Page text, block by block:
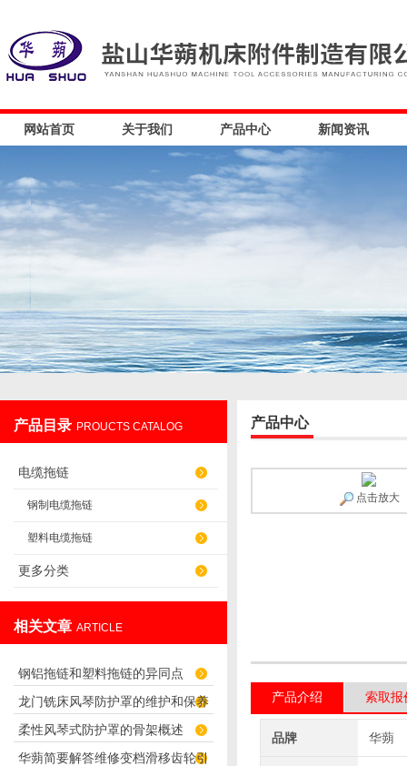
网站首页 关于我们 产品中心 新闻资讯
产品目录 PROUCTS CATALOG
电缆拖链
钢制电缆拖链
塑料电缆拖链
更多分类
相关文章 ARTICLE
钢铝拖链和塑料拖链的异同点
龙门铣床风琴防护罩的维护和保养
要点
柔性风琴式防护罩的骨架概述
华蒴简要解答维修变档滑移齿轮引
产品中心
点击放大
产品介绍 索取报
品牌 华蒴